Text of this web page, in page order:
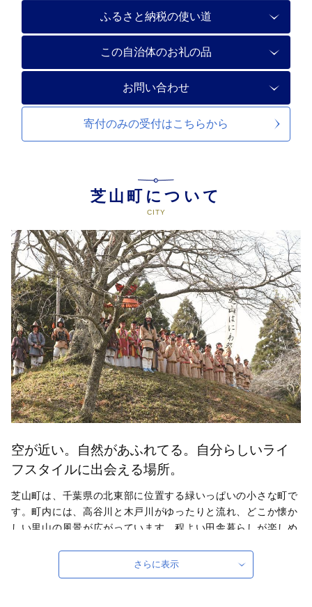
ふるさと納税の使い道
この自治体のお礼の品
お問い合わせ
寄付のみの受付はこちらから
芝山町について
空が近い。自然があふれてる。自分らしいライ
フスタイルに出会える場所。
芝山町は、千葉県の北東部に位置する緑いっぱいの小さな町で
す。町内には、高谷川と木戸川がゆったりと流れ、どこか懐か
しい里山の風景が広がっています。程よい田舎暮らしが楽しめ
よい町です。町の北側は成田空港に接しているため、空港関連
にお勤めの方はもちろん、旅行好きの方にもオススメの移住先
さらに表示